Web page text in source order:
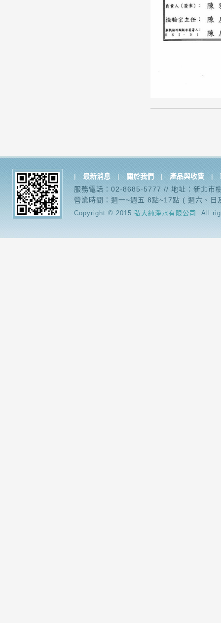
| 最新消息 | 關於我們 | 產品與收費 |
服務電話：02-8685-5777 // 地址：新北市
營業時間：週一~週五 8點~17點 ( 週六、日
Copyright © 2015 弘大純淨水有限公司. All